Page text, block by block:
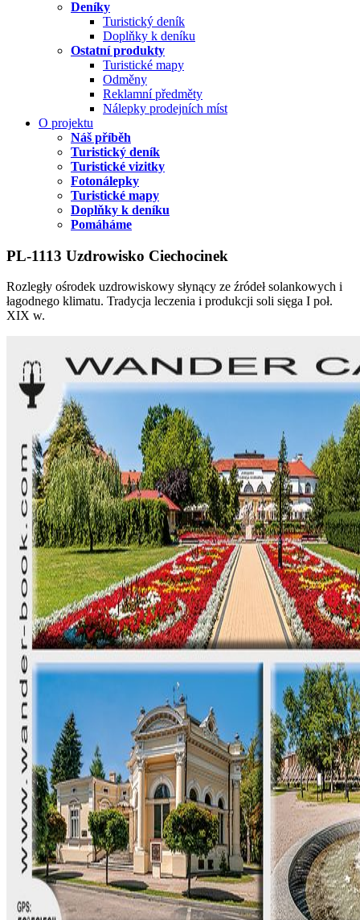
Deníky
Turistický deník
Doplňky k deníku
Ostatní produkty
Turistické mapy
Odměny
Reklamní předměty
Nálepky prodejních míst
O projektu
Náš příběh
Turistický deník
Turistické vizitky
Fotonálepky
Turistické mapy
Doplňky k deníku
Pomáháme
PL-1113 Uzdrowisko Ciechocinek
Rozległy ośrodek uzdrowiskowy słynący ze źródeł solankowych i
łagodnego klimatu. Tradycja leczenia i produkcji soli sięga I poł.
XIX w.